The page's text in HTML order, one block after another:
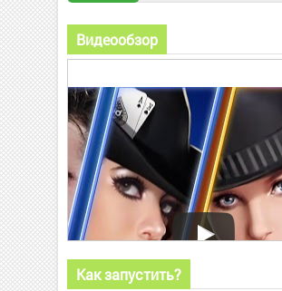
Видеообзор
Как запустить?